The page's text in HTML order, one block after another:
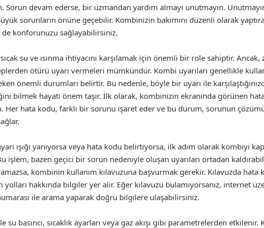
Sorun devam ederse, bir uzmandan yardım almayı unutmayın.
sorunların önüne geçebilir. Kombinizin bakımını düzenli olarak
konforunuzu sağlayabilirsiniz.
su ve ısınma ihtiyacını karşılamak için önemli bir role sahiptir. Ancak,
ötürü uyarı vermeleri mümkündür. Kombi uyarıları genellikle
önemli durumları belirtir. Bu nedenle, böyle bir uyarı ile
bilmek hayati önem taşır. İlk olarak, kombinizin ekranında görünen
Her hata kodu, farklı bir sorunu işaret eder ve bu durum, sorunun
ışığı yanıyorsa veya hata kodu belirtiyorsa, ilk adım olarak kombiyi
işlem, bazen geçici bir sorun nedeniyle oluşan uyarıları ortadan
kombinin kullanım kılavuzuna başvurmak gerekir. Kılavuzda hata
yolları hakkında bilgiler yer alır. Eğer kılavuzu bulamıyorsanız, internet
ile arama yaparak doğru bilgilere ulaşabilirsiniz.
su basıncı, sıcaklık ayarları veya gaz akışı gibi parametrelerden etkilenir.